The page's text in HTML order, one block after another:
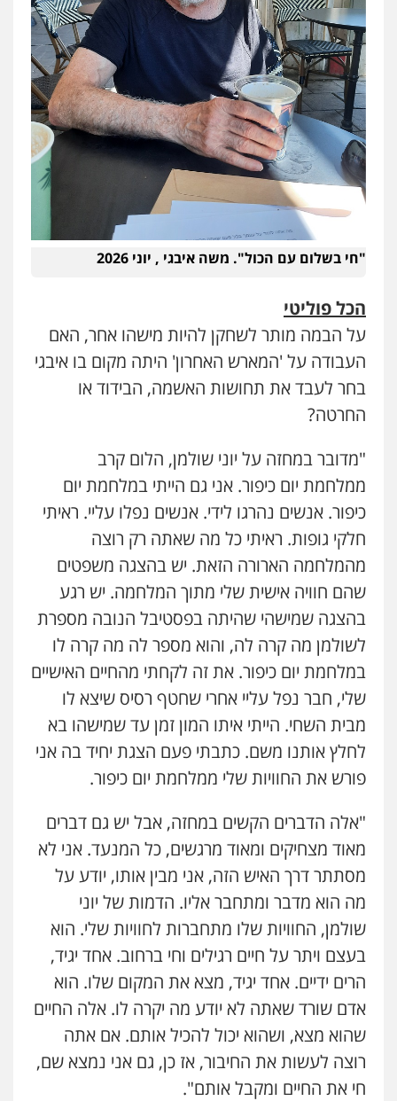
"חי בשלום עם הכול". משה איבגי , יוני 2026
הכל פוליטי
על הבמה מותר לשחקן להיות מישהו אחר, האם
העבודה על 'המארש האחרון' היתה מקום בו איבגי
בחר לעבד את תחושות האשמה, הבידוד או
החרטה?
"מדובר במחזה על יוני שולמן, הלום קרב
ממלחמת יום כיפור. אני גם הייתי במלחמת יום
כיפור. אנשים נהרגו לידי. אנשים נפלו עליי. ראיתי
חלקי גופות. ראיתי כל מה שאתה רק רוצה
מהמלחמה הארורה הזאת. יש בהצגה משפטים
שהם חוויה אישית שלי מתוך המלחמה. יש רגע
בהצגה שמישהי שהיתה בפסטיבל הנובה מספרת
לשולמן מה קרה לה, והוא מספר לה מה קרה לו
במלחמת יום כיפור. את זה לקחתי מהחיים האישיים
שלי, חבר נפל עליי אחרי שחטף רסיס שיצא לו
מבית השחי. הייתי איתו המון זמן עד שמישהו בא
לחלץ אותנו משם. כתבתי פעם הצגת יחיד בה אני
פורש את החוויות שלי ממלחמת יום כיפור.
"אלה הדברים הקשים במחזה, אבל יש גם דברים
מאוד מצחיקים ומאוד מרגשים, כל המנעד. אני לא
מסתתר דרך האיש הזה, אני מבין אותו, יודע על
מה הוא מדבר ומתחבר אליו. הדמות של יוני
שולמן, החוויות שלו מתחברות לחוויות שלי. הוא
בעצם ויתר על חיים רגילים וחי ברחוב. אחד יגיד,
הרים ידיים. אחד יגיד, מצא את המקום שלו. הוא
אדם שורד שאתה לא יודע מה יקרה לו. אלה החיים
שהוא מצא, ושהוא יכול להכיל אותם. אם אתה
רוצה לעשות את החיבור, אז כן, גם אני נמצא שם,
חי את החיים ומקבל אותם".